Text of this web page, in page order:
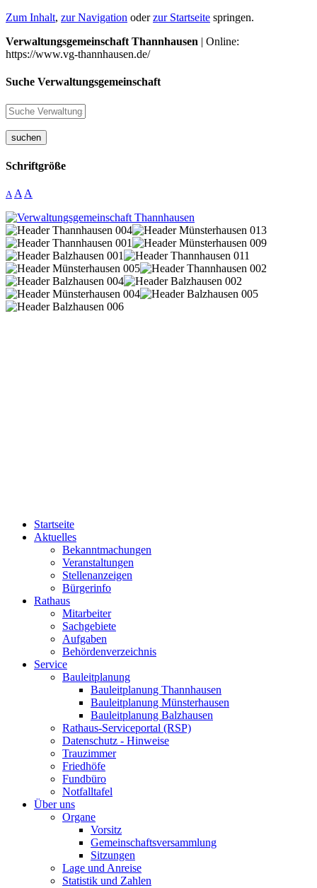
Zum Inhalt, zur Navigation oderzur Startseite springen.
Verwaltungsgemeinschaft Thannhausen | Online:
https://www.vg-thannhausen.de/
Suche Verwaltungsgemeinschaft
suchen
Schriftgröße
A A A
Startseite
Aktuelles
Bekanntmachungen
Veranstaltungen
Stellenanzeigen
Bürgerinfo
Rathaus
Mitarbeiter
Sachgebiete
Aufgaben
Behördenverzeichnis
Service
Bauleitplanung
Bauleitplanung Thannhausen
Bauleitplanung Münsterhausen
Bauleitplanung Balzhausen
Rathaus-Serviceportal (RSP)
Datenschutz - Hinweise
Trauzimmer
Friedhöfe
Fundbüro
Notfalltafel
Über uns
Organe
Vorsitz
Gemeinschaftsversammlung
Sitzungen
Lage und Anreise
Statistik und Zahlen